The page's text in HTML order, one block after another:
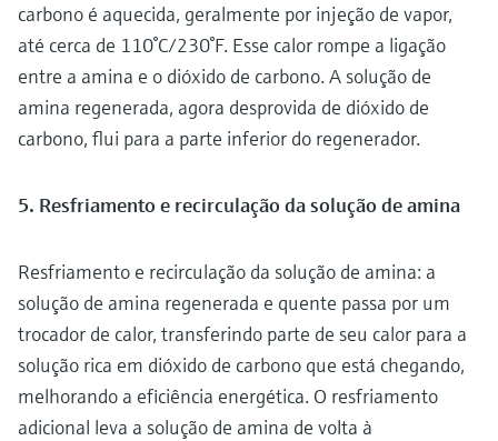
carbono é aquecida, geralmente por injeção de vapor,
até cerca de 110°C/230°F. Esse calor rompe a ligação
entre a amina e o dióxido de carbono. A solução de
amina regenerada, agora desprovida de dióxido de
carbono, flui para a parte inferior do regenerador.
5. Resfriamento e recirculação da solução de amina
Resfriamento e recirculação da solução de amina: a
solução de amina regenerada e quente passa por um
trocador de calor, transferindo parte de seu calor para a
solução rica em dióxido de carbono que está chegando,
melhorando a eficiência energética. O resfriamento
adicional leva a solução de amina de volta à